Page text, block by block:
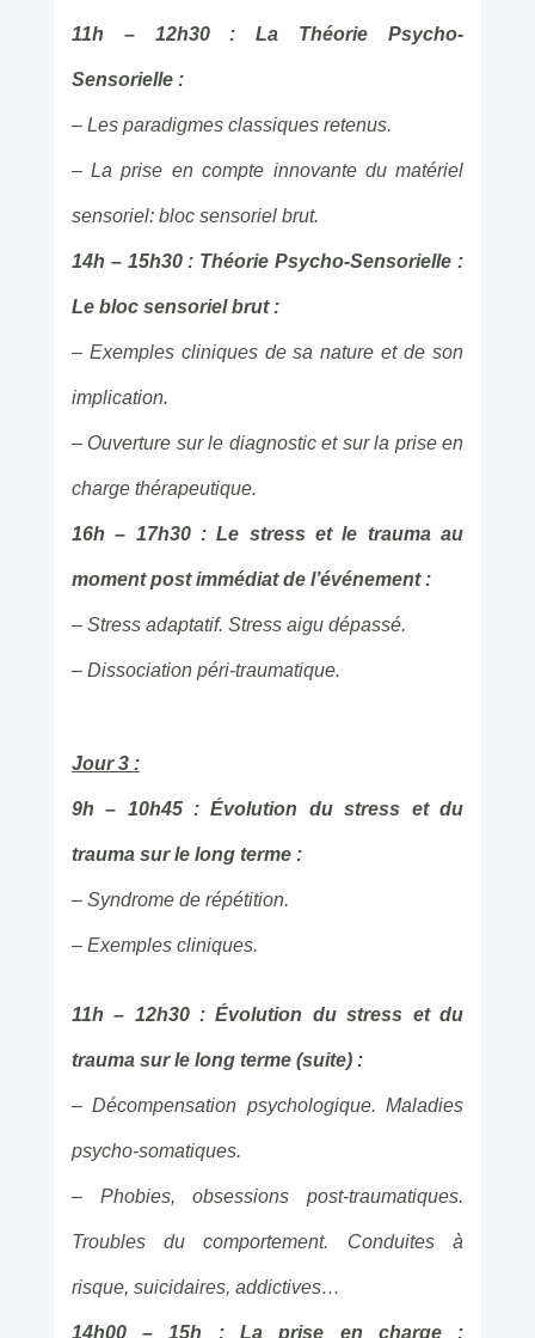
11h – 12h30 : La Théorie Psycho-
Sensorielle :
– Les paradigmes classiques retenus.
– La prise en compte innovante du matériel
sensoriel: bloc sensoriel brut.
14h – 15h30 : Théorie Psycho-Sensorielle :
Le bloc sensoriel brut :
– Exemples cliniques de sa nature et de son
implication.
– Ouverture sur le diagnostic et sur la prise en
charge thérapeutique.
16h – 17h30 : Le stress et le trauma au
moment post immédiat de l’événement :
– Stress adaptatif. Stress aigu dépassé.
– Dissociation péri-traumatique.
Jour 3 :
9h – 10h45 : Évolution du stress et du
trauma sur le long terme :
– Syndrome de répétition.
– Exemples cliniques.
11h – 12h30 : Évolution du stress et du
trauma sur le long terme (suite) :
– Décompensation psychologique. Maladies
psycho-somatiques.
– Phobies, obsessions post-traumatiques.
Troubles du comportement. Conduites à
risque, suicidaires, addictives…
14h00 – 15h : La prise en charge :